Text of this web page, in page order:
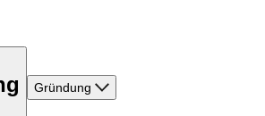
Gründung